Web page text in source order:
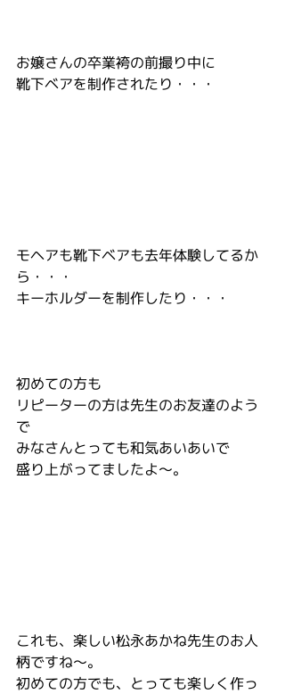
お嬢さんの卒業袴の前撮り中に
靴下ベアを制作されたり・・・
モヘアも靴下ベアも去年体験してるか
ら・・・
キーホルダーを制作したり・・・
初めての方も
リピーターの方は先生のお友達のよう
で
みなさんとっても和気あいあいで
盛り上がってましたよ〜。
これも、楽しい松永あかね先生のお人
柄ですね〜。
初めての方でも、とっても楽しく作っ